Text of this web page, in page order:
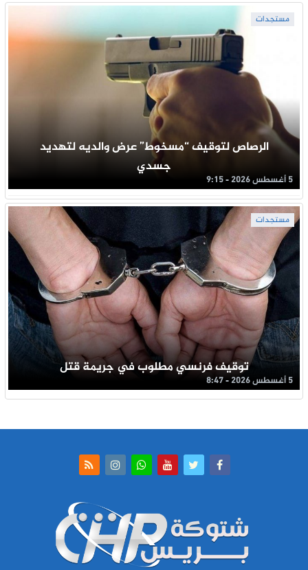
مستجدات
الرصاص لتوقيف “مسخوط” عرض والديه لتهديد
جسدي
5 أغسطس 2026 - 9:15
مستجدات
توقيف فرنسي مطلوب في جريمة قتل
5 أغسطس 2026 - 8:47